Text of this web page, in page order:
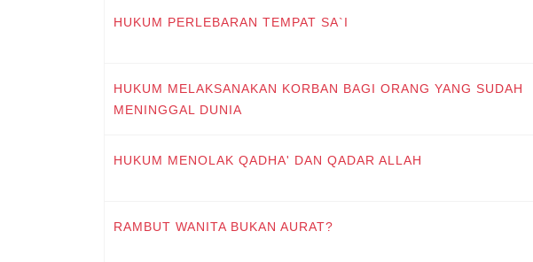
HUKUM PERLEBARAN TEMPAT SA`I
HUKUM MELAKSANAKAN KORBAN BAGI ORANG YANG SUDAH
MENINGGAL DUNIA
HUKUM MENOLAK QADHA' DAN QADAR ALLAH
RAMBUT WANITA BUKAN AURAT?